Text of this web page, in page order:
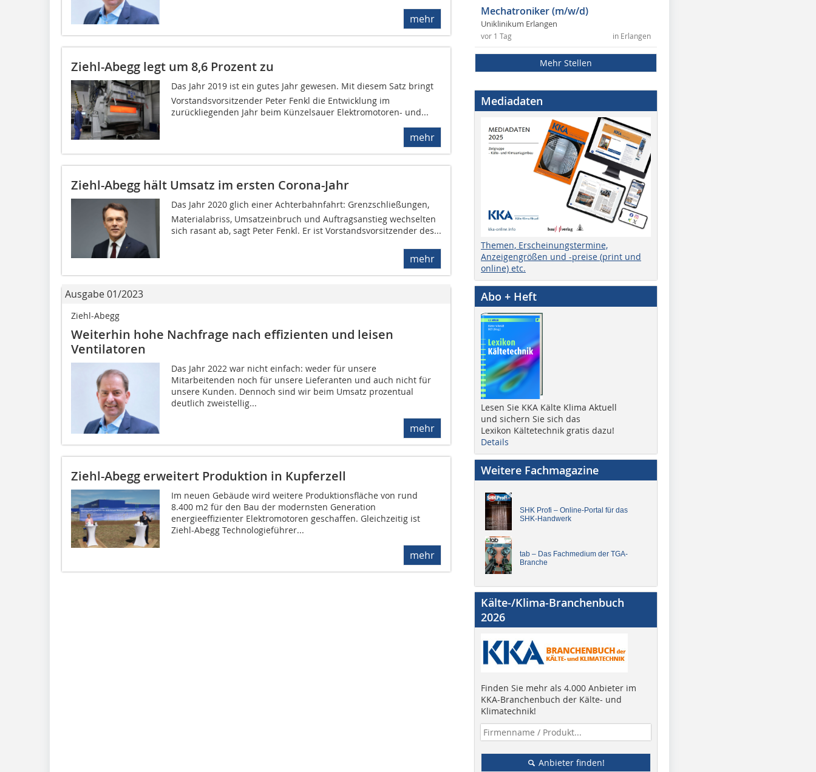
mehr
Ziehl-Abegg legt um 8,6 Prozent zu
Das Jahr 2019 ist ein gutes Jahr gewesen. Mit diesem Satz bringt
Vorstandsvorsitzender Peter Fenkl die Entwicklung im
zurückliegenden Jahr beim Künzelsauer Elektromotoren- und...
mehr
Ziehl-Abegg hält Umsatz im ersten Corona-Jahr
Das Jahr 2020 glich einer Achterbahnfahrt: Grenzschließungen,
Materialabriss, Umsatzeinbruch und Auftragsanstieg wechselten
sich rasant ab, sagt Peter Fenkl. Er ist Vorstandsvorsitzender des...
mehr
Ausgabe 01/2023
Ziehl-Abegg
Weiterhin hohe Nachfrage nach effizienten und leisen
Ventilatoren
Das Jahr 2022 war nicht einfach: weder für unsere
Mitarbeitenden noch für unsere Lieferanten und auch nicht für
unsere Kunden. Dennoch sind wir beim Umsatz prozentual
deutlich zweistellig...
mehr
Ziehl-Abegg erweitert Produktion in Kupferzell
Im neuen Gebäude wird weitere Produktionsfläche von rund
8.400 m2 für den Bau der modernsten Generation
energieeffizienter Elektromotoren geschaffen. Gleichzeitig ist
Ziehl-Abegg Technologieführer...
mehr
Mechatroniker (m/w/d)
Uniklinikum Erlangen
in Erlangen
vor 1 Tag
Mehr Stellen
Mediadaten
Themen, Erscheinungstermine,
Anzeigengrößen und -preise (print und
online) etc.
Abo + Heft
Lesen Sie KKA Kälte Klima Aktuell
und sichern Sie sich das
Lexikon Kältetechnik gratis dazu!
Details
Weitere Fachmagazine
SHK Profi – Online-Portal für das
SHK-Handwerk
tab – Das Fachmedium der TGA-
Branche
Kälte-/Klima-Branchenbuch
2026
Finden Sie mehr als 4.000 Anbieter im
KKA-Branchenbuch der Kälte- und
Klimatechnik!
Anbieter finden!